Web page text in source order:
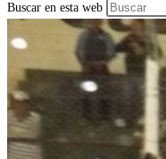
Buscar en esta web